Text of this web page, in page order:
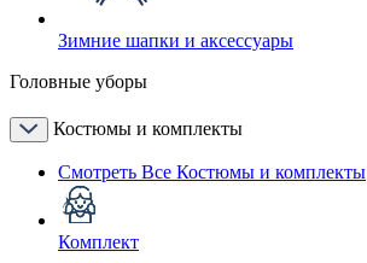
Зимние шапки и аксессуары
Головные уборы
Костюмы и комплекты
Смотреть Все Костюмы и комплекты
Комплект